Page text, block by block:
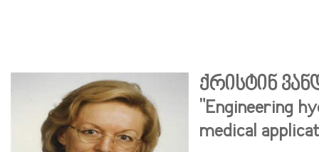
ქრისტინ
"Engineering
medical